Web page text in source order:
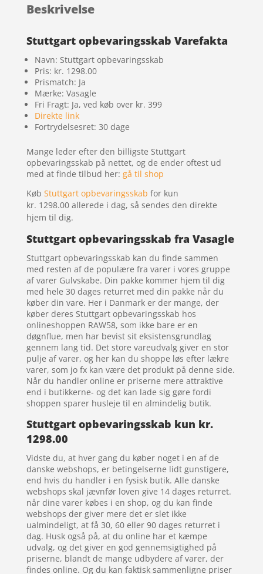
Beskrivelse
Stuttgart opbevaringsskab Varefakta
Navn: Stuttgart opbevaringsskab
Pris: kr. 1298.00
Prismatch: Ja
Mærke: Vasagle
Fri Fragt: Ja, ved køb over kr. 399
Direkte link
Fortrydelsesret: 30 dage
Mange leder efter den billigste Stuttgart
opbevaringsskab på nettet, og de ender oftest ud
med at finde tilbud her: gå til shop
Køb Stuttgart opbevaringsskab for kun
kr. 1298.00 allerede i dag, så sendes den direkte
hjem til dig.
Stuttgart opbevaringsskab fra Vasagle
Stuttgart opbevaringsskab kan du finde sammen
med resten af de populære fra varer i vores gruppe
af varer Gulvskabe. Din pakke kommer hjem til dig
med hele 30 dages returret med din pakke når du
køber din vare. Her i Danmark er der mange, der
køber deres Stuttgart opbevaringsskab hos
onlineshoppen RAW58, som ikke bare er en
døgnflue, men har bevist sit eksistensgrundlag
gennem lang tid. Det store vareudvalg giver en stor
pulje af varer, og her kan du shoppe løs efter lækre
varer, som jo fx kan være det produkt på denne side.
Når du handler online er priserne mere attraktive
end i butikkerne- og det kan lade sig gøre fordi
shoppen sparer husleje til en almindelig butik.
Stuttgart opbevaringsskab kun kr.
1298.00
Vidste du, at hver gang du køber noget i en af de
danske webshops, er betingelserne lidt gunstigere,
end hvis du handler i en fysisk butik. Alle danske
webshops skal jævnfør loven give 14 dages returret.
når dine varer købes i en shop, og du kan finde
webshops der giver mere det er slet ikke
ualmindeligt, at få 30, 60 eller 90 dages returret i
dag. Husk også på, at du online har et kæmpe
udvalg, og det giver en god gennemsigtighed på
priserne, blandt de mange udbydere af varer, der
findes online. Og du kan faktisk sammenligne priser